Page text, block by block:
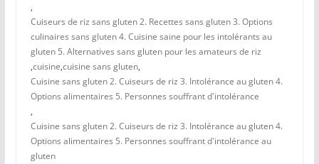
,
Cuiseurs de riz sans gluten 2. Recettes sans gluten 3. Options
culinaires sans gluten 4. Cuisine saine pour les intolérants au
gluten 5. Alternatives sans gluten pour les amateurs de riz
,cuisine,cuisine sans gluten,
Cuisine sans gluten 2. Cuiseurs de riz 3. Intolérance au gluten 4.
Options alimentaires 5. Personnes souffrant d'intolérance
,
Cuisine sans gluten 2. Cuiseurs de riz 3. Intolérance au gluten 4.
Options alimentaires 5. Personnes souffrant d'intolérance au
gluten